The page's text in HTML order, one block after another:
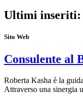
Ultimi inseriti:
Sito Web
Consulente al
Roberta Kasha è la
Attraverso una sinergia